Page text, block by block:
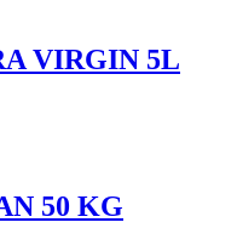
VIRGIN 5L
50 KG